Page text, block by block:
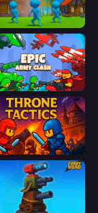
Army Clash
Tactics